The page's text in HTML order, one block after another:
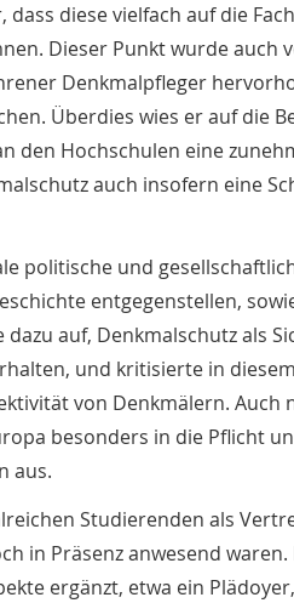
diese vielfach auf die
Dieser Punkt wurde auch
Denkmalpfleger
Überdies wies er auf die
den Hochschulen eine
auch insofern eine
politische und
entgegenstellen,
auf, Denkmalschutz als
und kritisierte in diesem
von Denkmälern. Auch
besonders in die Pflicht
aus.
Studierenden als
in Präsenz anwesend waren.
ergänzt, etwa ein